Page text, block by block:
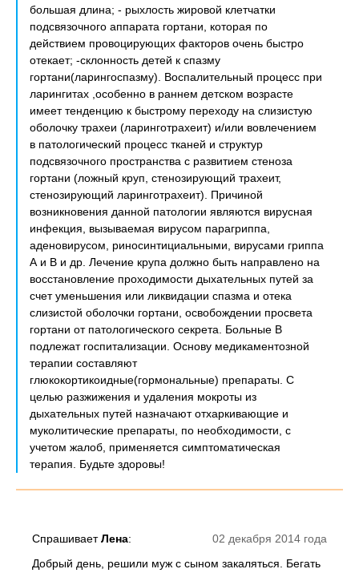
большая длина; - рыхлость жировой клетчатки
подсвязочного аппарата гортани, которая по
действием провоцирующих факторов очень быстро
отекает; -склонность детей к спазму
гортани(ларингоспазму). Воспалительный процесс при
ларингитах ,особенно в раннем детском возрасте
имеет тенденцию к быстрому переходу на слизистую
оболочку трахеи (ларинготрахеит) и/или вовлечением
в патологический процесс тканей и структур
подсвязочного пространства с развитием стеноза
гортани (ложный круп, стенозирующий трахеит,
стенозирующий ларинготрахеит). Причиной
возникновения данной патологии являются вирусная
инфекция, вызываемая вирусом парагриппа,
аденовирусом, риносинтициальными, вирусами гриппа
А и В и др. Лечение крупа должно быть направлено на
восстановление проходимости дыхательных путей за
счет уменьшения или ликвидации спазма и отека
слизистой оболочки гортани, освобождении просвета
гортани от патологического секрета. Больные В
подлежат госпитализации. Основу медикаментозной
терапии составляют
глюкокортикоидные(гормональные) препараты. С
целью разжижения и удаления мокроты из
дыхательных путей назначают отхаркивающие и
муколитические препараты, по необходимости, с
учетом жалоб, применяется симптоматическая
терапия. Будьте здоровы!
02 декабря 2014 года
СпрашиваетЛена:
Добрый день, решили муж с сыном закаляться. Бегать